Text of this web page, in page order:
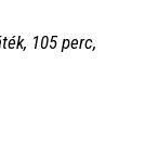
105 perc,